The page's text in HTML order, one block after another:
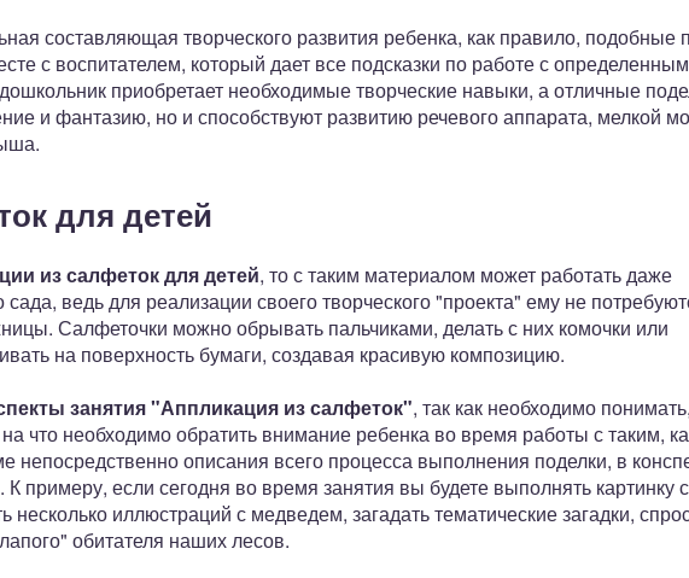
составляющая творческого развития ребенка, как правило, подобные
с воспитателем, который дает все подсказки по работе с
приобретает необходимые творческие навыки, а отличные
и фантазию, но и способствуют развитию речевого аппарата, мелкой
для детей
из салфеток для детей, то с таким материалом может работать даже
ведь для реализации своего творческого "проекта" ему не
Салфеточки можно обрывать пальчиками, делать с них комочки или
на поверхность бумаги, создавая красивую композицию.
занятия "Аппликация из салфеток", так как необходимо
что необходимо обратить внимание ребенка во время работы с таким,
описания всего процесса выполнения поделки, в
К примеру, если сегодня во время занятия вы будете выполнять картинку с
иллюстраций с медведем, загадать тематические загадки,
обитателя наших лесов.